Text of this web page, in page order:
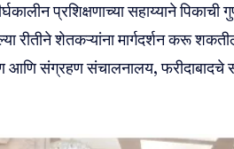
प्रशिक्षणाच्या सहाय्याने
रीतीने शेतकऱ्यांना मार्गदर्शन करू
आणि संग्रहण संचालनालय, फरीदाबादचे